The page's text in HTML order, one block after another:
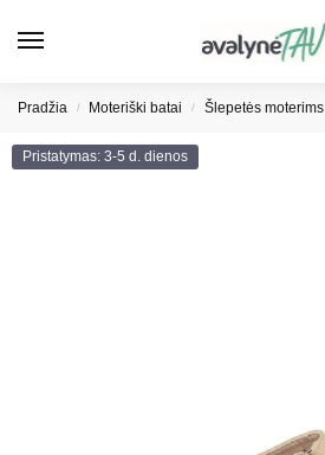
Pradžia / Moteriški batai / Šlepetės moterims
Pristatymas: 3-5 d. dienos